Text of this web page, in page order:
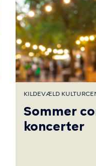
KILDEVÆLD
Sommer
koncerter